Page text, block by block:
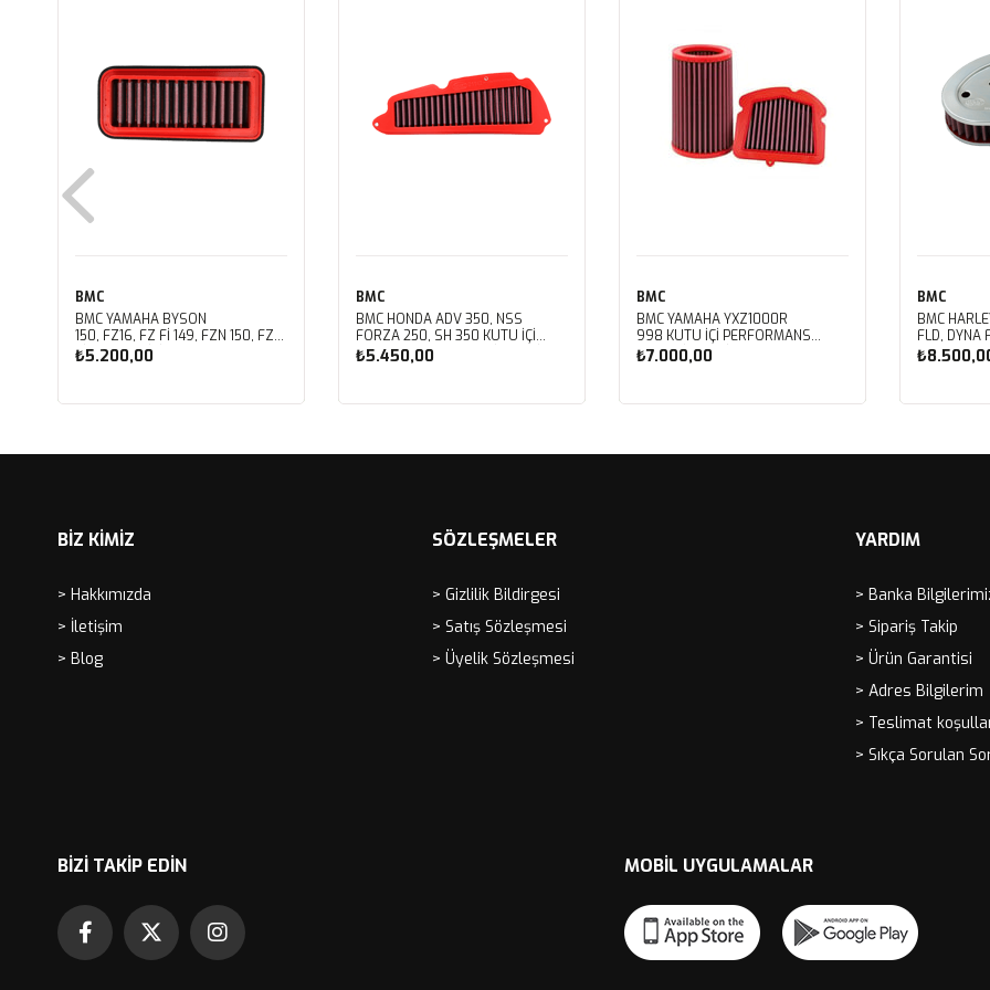
BMC
BMC YAMAHA BYSON
150, FZ16, FZ FI 149, FZN 150, FZS
FI V3 KUTU İÇİ PERFORMANS
HAVA FİLTRESİ FM01147
₺5.200,00
BMC
BMC HONDA ADV 350, NSS
FORZA 250, SH 350 KUTU İÇİ
PERFORMANS HAVA FİLTRESİ
₺5.450,00
BMC
BMC YAMAHA YXZ1000R
998 KUTU İÇİ PERFORMANS
HAVA FİLTRESİ FM01128
₺7.000,00
BMC
BMC
FLD, DYNA
FXDBB,
FXDF,
FM01123
BİZ KİMİZ
> Hakkımızda
> İletişim
> Blog
SÖZLEŞMELER
> Gizlilik Bildirgesi
> Satış Sözleşmesi
> Üyelik Sözleşmesi
YARDIM
> Banka
> Sipariş Takip
> Ürün Garantisi
> Adres Bilgilerim
> Teslimat
> Sıkça Sorulan
BIZI TAKIP EDIN MOBIL UYGULAMALAR